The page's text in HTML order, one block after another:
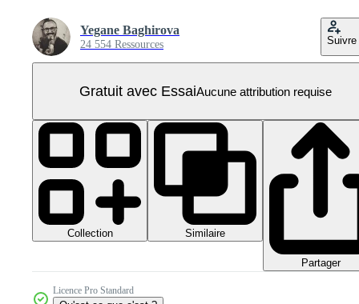
Yegane Baghirova
24 554 Ressources Suivre
Gratuit avec EssaiAucune attribution requise
Collection Similaire
Partager
Licence Pro Standard